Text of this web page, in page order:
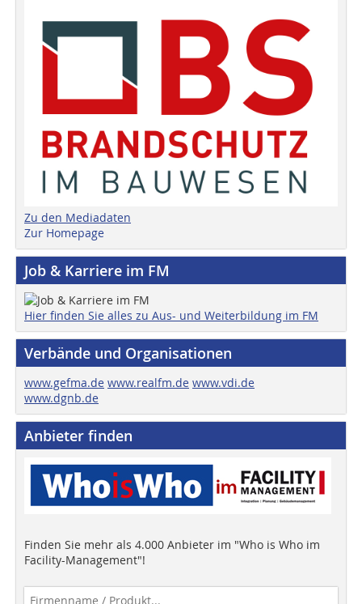
Zu den Mediadaten
Zur Homepage
Job & Karriere im FM
Hier finden Sie alles zu Aus- und Weiterbildung im FM
Verbände und Organisationen
www.gefma.de www.realfm.de www.vdi.de
www.dgnb.de
Anbieter finden
Finden Sie mehr als 4.000 Anbieter im "Who is Who im
Facility-Management"!